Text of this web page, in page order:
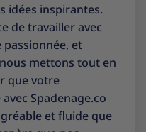
idées inspirantes.
de travailler avec
passionnée, et
mettons tout en
que votre
Spadenage.co
et fluide que